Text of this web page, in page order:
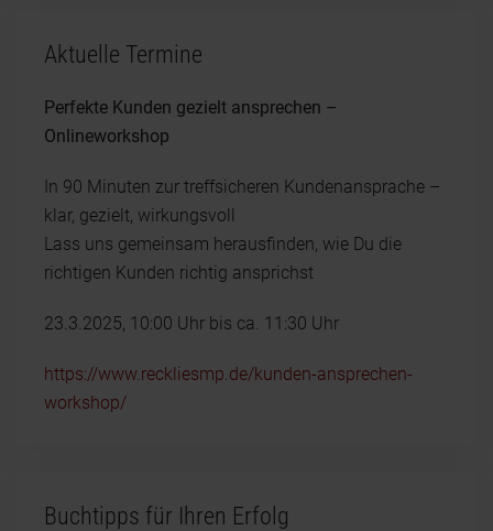
Aktuelle Termine
Perfekte Kunden gezielt ansprechen –
Onlineworkshop
In 90 Minuten zur treffsicheren Kundenansprache –
klar, gezielt, wirkungsvoll
Lass uns gemeinsam herausfinden, wie Du die
richtigen Kunden richtig ansprichst
23.3.2025, 10:00 Uhr bis ca. 11:30 Uhr
https://www.reckliesmp.de/kunden-ansprechen-
workshop/
Buchtipps für Ihren Erfolg